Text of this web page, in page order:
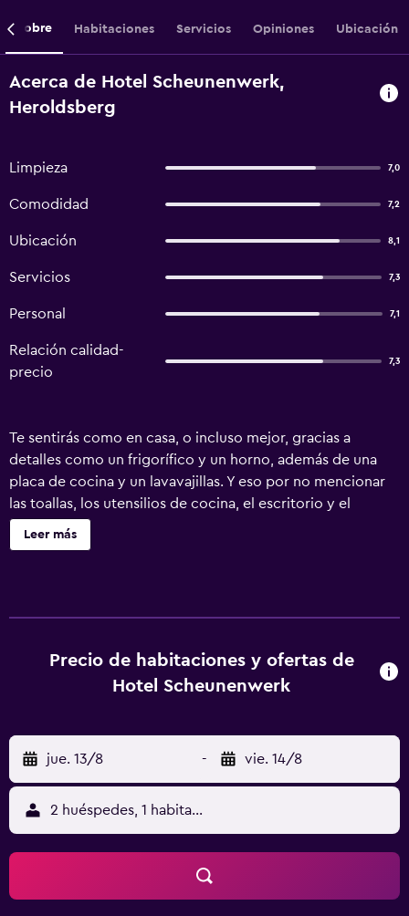
Sobre Habitaciones Servicios Opiniones Ubicación
Acerca de Hotel Scheunenwerk,
Heroldsberg
Limpieza 7,0
Comodidad 7,2
Ubicación 8,1
Servicios 7,3
Personal 7,1
Relación calidad-
precio
7,3
Te sentirás como en casa, o incluso mejor, gracias a
detalles como un frigorífico y un horno, además de una
placa de cocina y un lavavajillas. Y eso por no mencionar
las toallas, los utensilios de cocina, el escritorio y el
servicio de limpieza.
Leer más
Precio de habitaciones y ofertas de
Hotel Scheunenwerk
jue. 13/8 - vie. 14/8
2 huéspedes, 1 habitación